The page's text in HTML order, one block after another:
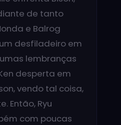
de tanto
e Balrog
desfiladeiro em
lembranças
desperta em
vendo tal coisa,
Então, Ryu
com poucas